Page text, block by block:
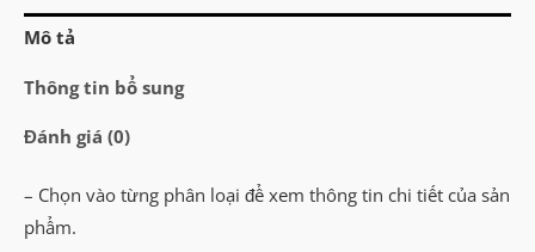
AEG
số
lượng
Mô tả
Thông tin bổ sung
Đánh giá (0)
– Chọn vào từng phân loại để xem thông tin chi tiết của sản
phẩm.